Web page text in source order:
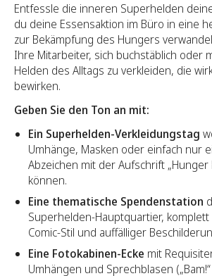
Entfessle die inneren Superhelden
du deine Essensaktion im Büro in eine
zur Bekämpfung des Hungers
Ihre Mitarbeiter, sich buchstäblich oder
Helden des Alltags zu verkleiden, die
bewirken.
Geben Sie den Ton an mit:
Ein Superhelden-Verkleidungstag
Umhänge, Masken oder einfach nur
Abzeichen mit der Aufschrift „Hunger
können.
Eine thematische Spendenstation
Superhelden-Hauptquartier,
Comic-Stil und auffälliger
Eine Fotokabinen-Ecke mit
Umhängen und Sprechblasen